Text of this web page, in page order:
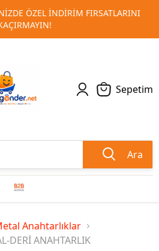
PROMOSYON VE MATBAA
1 2
Sepetim
Ara
Anahtarlıklar
DERİ ANAHTARLIK